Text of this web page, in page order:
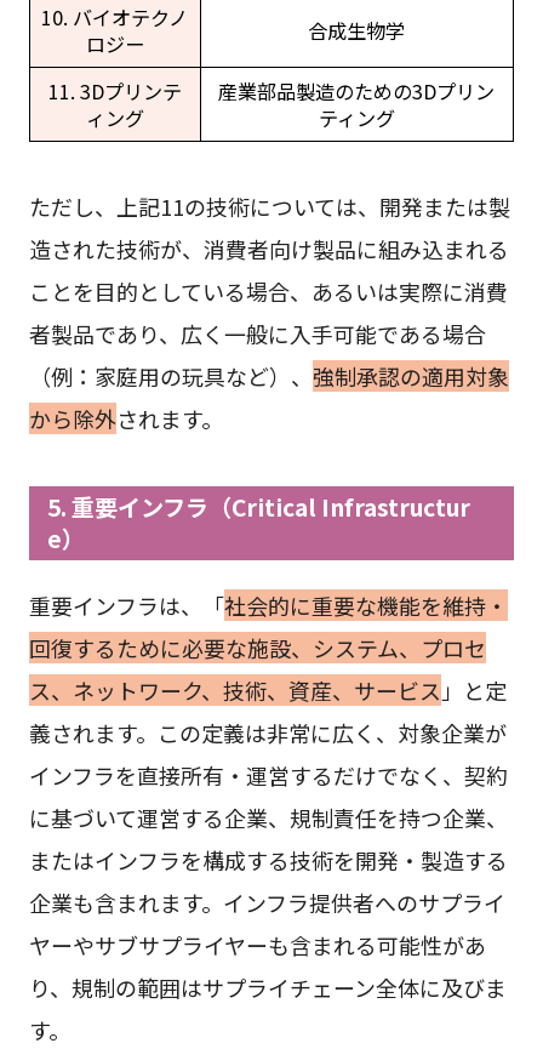
10. バイオテクノ
ロジー
合成生物学
11. 3Dプリンテ
ィング
産業部品製造のための3Dプリン
ティング
ただし、上記11の技術については、開発または製
造された技術が、消費者向け製品に組み込まれる
ことを目的としている場合、あるいは実際に消費
者製品であり、広く一般に入手可能である場合
（例：家庭用の玩具など）、 強制承認の適用対象
から除外されます。
5. 重要インフラ（Critical Infrastructur
e）
重要インフラは、「社会的に重要な機能を維持・
回復するために必要な施設、システム、プロセ
ス、ネットワーク、技術、資産、サービス 」と定
義されます。この定義は非常に広く、対象企業が
インフラを直接所有・運営するだけでなく、契約
に基づいて運営する企業、規制責任を持つ企業、
またはインフラを構成する技術を開発・製造する
企業も含まれます。インフラ提供者へのサプライ
ヤーやサブサプライヤーも含まれる可能性があ
り、規制の範囲はサプライチェーン全体に及びま
す。